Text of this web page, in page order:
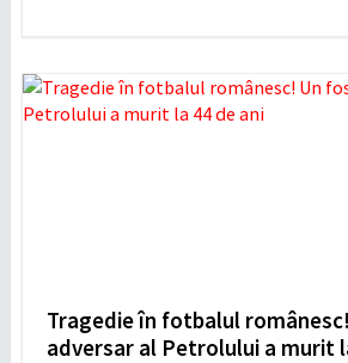
Tragedie în fotbalul
adversar al Petrolului a murit